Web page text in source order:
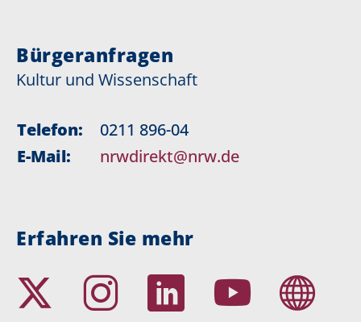
Bürgeranfragen
Kultur und Wissenschaft
Telefon:
0211 896-04
E-Mail:
nrwdirekt@nrw.de
Erfahren Sie mehr